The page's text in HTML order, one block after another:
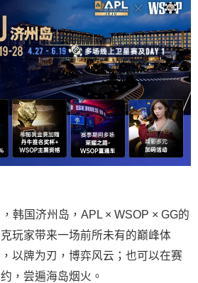
韩国济州岛，APL × WSOP × GG的
玩家带来一场前所未有的巅峰体
以牌为刃，博弈风云；也可以在赛
，尝遍海岛烟火。